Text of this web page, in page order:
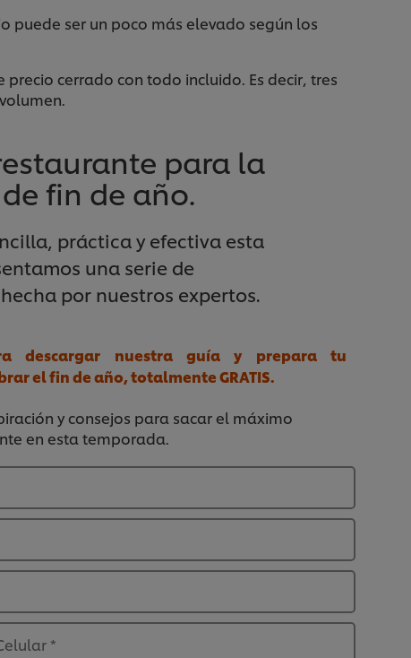
puede ser un poco más elevado según los
cerrado con todo incluido. Es decir, tres
para la
fin de año.
práctica y efectiva esta
una serie de
por nuestros expertos.
descargar nuestra guía y prepara tu
el fin de año, totalmente GRATIS.
y consejos para sacar el máximo
en esta temporada.
*